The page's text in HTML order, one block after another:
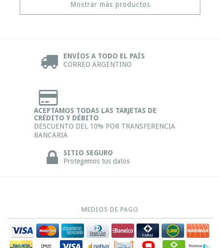
Mostrar más productos
ENVÍOS A TODO EL PAÍS
CORREO ARGENTINO
ACEPTAMOS TODAS LAS TARJETAS DE
CRÉDITO Y DÉBITO
DESCUENTO DEL 10% POR TRANSFERENCIA
BANCARIA
SITIO SEGURO
Protegemos tus datos
MEDIOS DE PAGO